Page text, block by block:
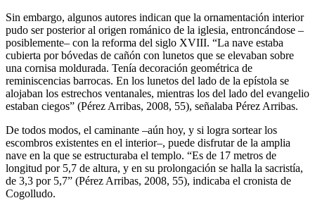
Sin embargo, algunos autores indican que la ornamentación interior
pudo ser posterior al origen románico de la iglesia, entroncándose –
posiblemente– con la reforma del siglo XVIII. “La nave estaba
cubierta por bóvedas de cañón con lunetos que se elevaban sobre
una cornisa moldurada. Tenía decoración geométrica de
reminiscencias barrocas. En los lunetos del lado de la epístola se
alojaban los estrechos ventanales, mientras los del lado del evangelio
estaban ciegos” (Pérez Arribas, 2008, 55), señalaba Pérez Arribas.
De todos modos, el caminante –aún hoy, y si logra sortear los
escombros existentes en el interior–, puede disfrutar de la amplia
nave en la que se estructuraba el templo. “Es de 17 metros de
longitud por 5,7 de altura, y en su prolongación se halla la sacristía,
de 3,3 por 5,7” (Pérez Arribas, 2008, 55), indicaba el cronista de
Cogolludo.